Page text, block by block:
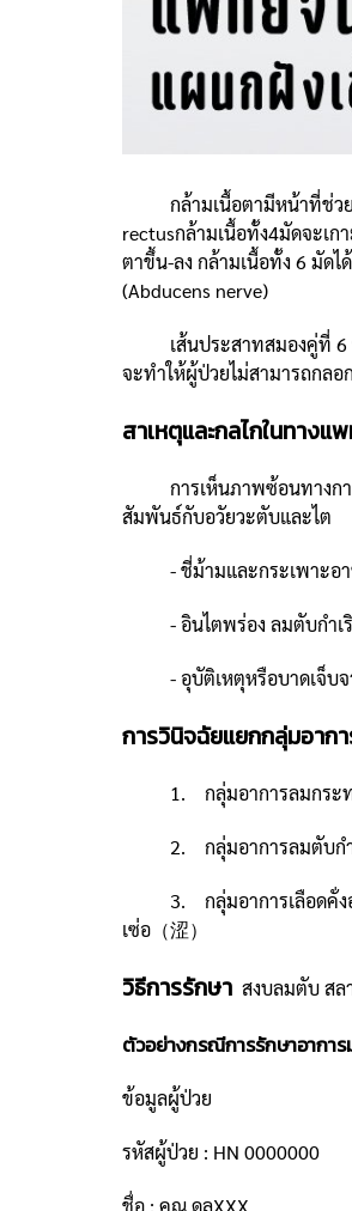
กล้ามเนื้อตามีหน้าที่ช่วยใน
rectusกล้ามเนื้อทั้ง4มัดจะเ
ตาขึ้น-ลง กล้ามเนื้อทั้ง 6 มัด
(Abducens nerve)
เส้นประสาทสมองคู่ที่ 6 ห
จะทําให้ผู้ป่วยไม่สามารถกล
สาเหตุและกลไกในทางแ
การเห็นภาพซ้อนทางการ
สัมพันธ์กับอวัยวะตับและไต
- ชี่ม้ามและกระเพาะอาห
- อินไตพร่อง ลมตับกำเริ
- อุบัติเหตุหรือบาดเจ็บจา
การวินิจฉัยแยกกลุ่มอาก
1. กลุ่มอาการลมกระทบภ
2. กลุ่มอาการลมตับกำเริบ
3. กลุ่มอาการเลือดคั่งอุด
เซ่อ（涩）
วิธีการรักษา สงบลมตับ สล
ตัวอย่างกรณีการรักษาอากา
ข้อมูลผู้ป่วย
รหัสผู้ป่วย : HN 0000000
ชื่อ : คุณ ดลXXX